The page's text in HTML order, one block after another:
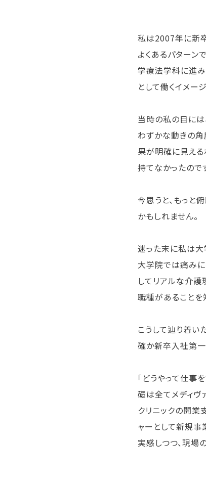
私は2007年に新
よくあるパターン
学療法学科に進み
として働くイメー
当時の私の目には
わずかな動きの角
果が明確に見える
持てなかったので
今思うと、もっと
かもしれません。
迷った末に私は大
大学院では痛みに
してリアルな介
職種があることを
こうして辿り着い
確か新卒入社第一
「どうやって仕事
礎は全てメディヴ
クリニックの開
ャーとして新規事
実感しつつ、現場